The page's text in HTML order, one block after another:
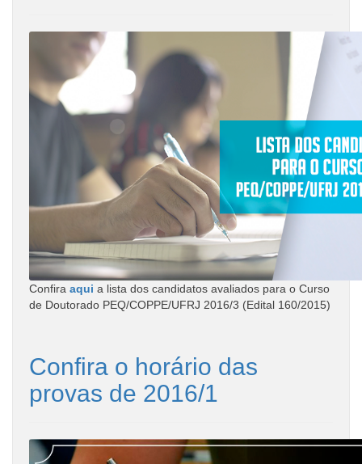
Confira aqui a lista dos candidatos avaliados para o Curso
de Doutorado PEQ/COPPE/UFRJ 2016/3 (Edital 160/2015)
Confira o horário das
provas de 2016/1